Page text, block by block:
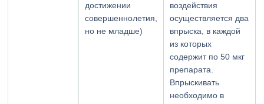
достижении
совершеннолетия,
но не младше)
воздействия
осуществляется два
впрыска, в каждой
из которых
содержит по 50 мкг
препарата.
Впрыскивать
необходимо в